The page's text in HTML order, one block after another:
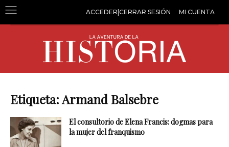
ACCEDER|CERRAR SESIÓN MI CUENTA
Etiqueta: Armand Balsebre
El consultorio de Elena Francis: dogmas para
la mujer del franquismo